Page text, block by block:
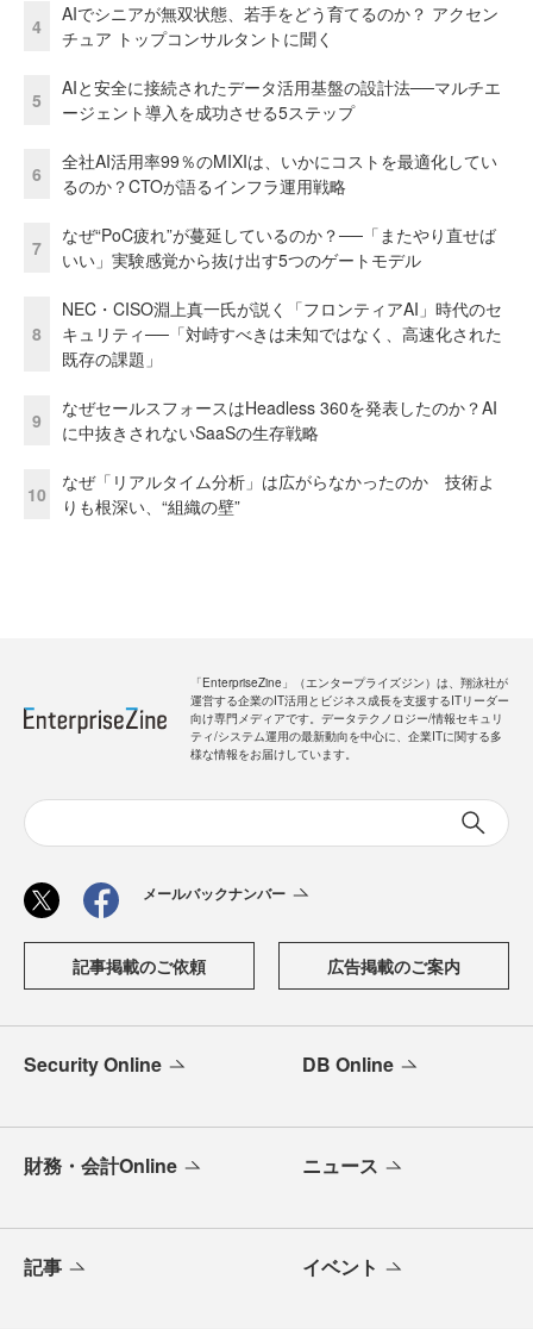
4
AIでシニアが無双状態、若手をどう育てるのか？ アクセン
チュア トップコンサルタントに聞く
5
AIと安全に接続されたデータ活用基盤の設計法──マルチエ
ージェント導入を成功させる5ステップ
6
全社AI活用率99％のMIXIは、いかにコストを最適化してい
るのか？CTOが語るインフラ運用戦略
7
なぜ“PoC疲れ”が蔓延しているのか？──「またやり直せば
いい」実験感覚から抜け出す5つのゲートモデル
8
NEC・CISO淵上真一氏が説く「フロンティアAI」時代のセ
キュリティ──「対峙すべきは未知ではなく、高速化された
既存の課題」
9
なぜセールスフォースはHeadless 360を発表したのか？AI
に中抜きされないSaaSの生存戦略
10
なぜ「リアルタイム分析」は広がらなかったのか 技術よ
りも根深い、“組織の壁”
「EnterpriseZine」（エンタープライズジン）は、翔泳社が
運営する企業のIT活用とビジネス成長を支援するITリーダー
向け専門メディアです。データテクノロジー/情報セキュリ
ティ/システム運用の最新動向を中心に、企業ITに関する多
様な情報をお届けしています。
メールバックナンバー
記事掲載のご依頼 広告掲載のご案内
Security Online DB Online
財務・会計Online ニュース
記事 イベント